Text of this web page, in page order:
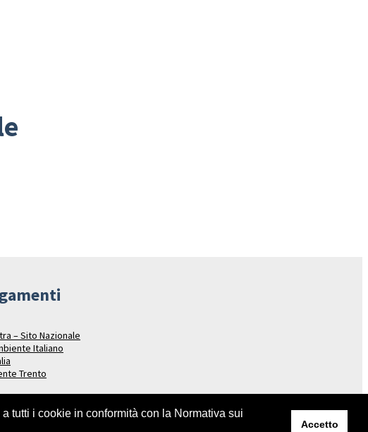
– Sito Nazionale
Italiano
Trento
tutti i cookie in conformità con la Normativa sui
Accetto